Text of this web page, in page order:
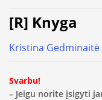
[R] Knyga
Kristina Gedminaitė
Svarbu!
– Jeigu norite įsigyti